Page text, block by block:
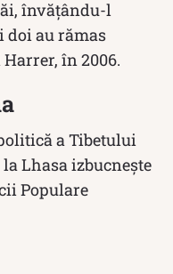
învățându-l
doi au rămas
în 2006.
a Tibetului
Lhasa izbucnește
Populare